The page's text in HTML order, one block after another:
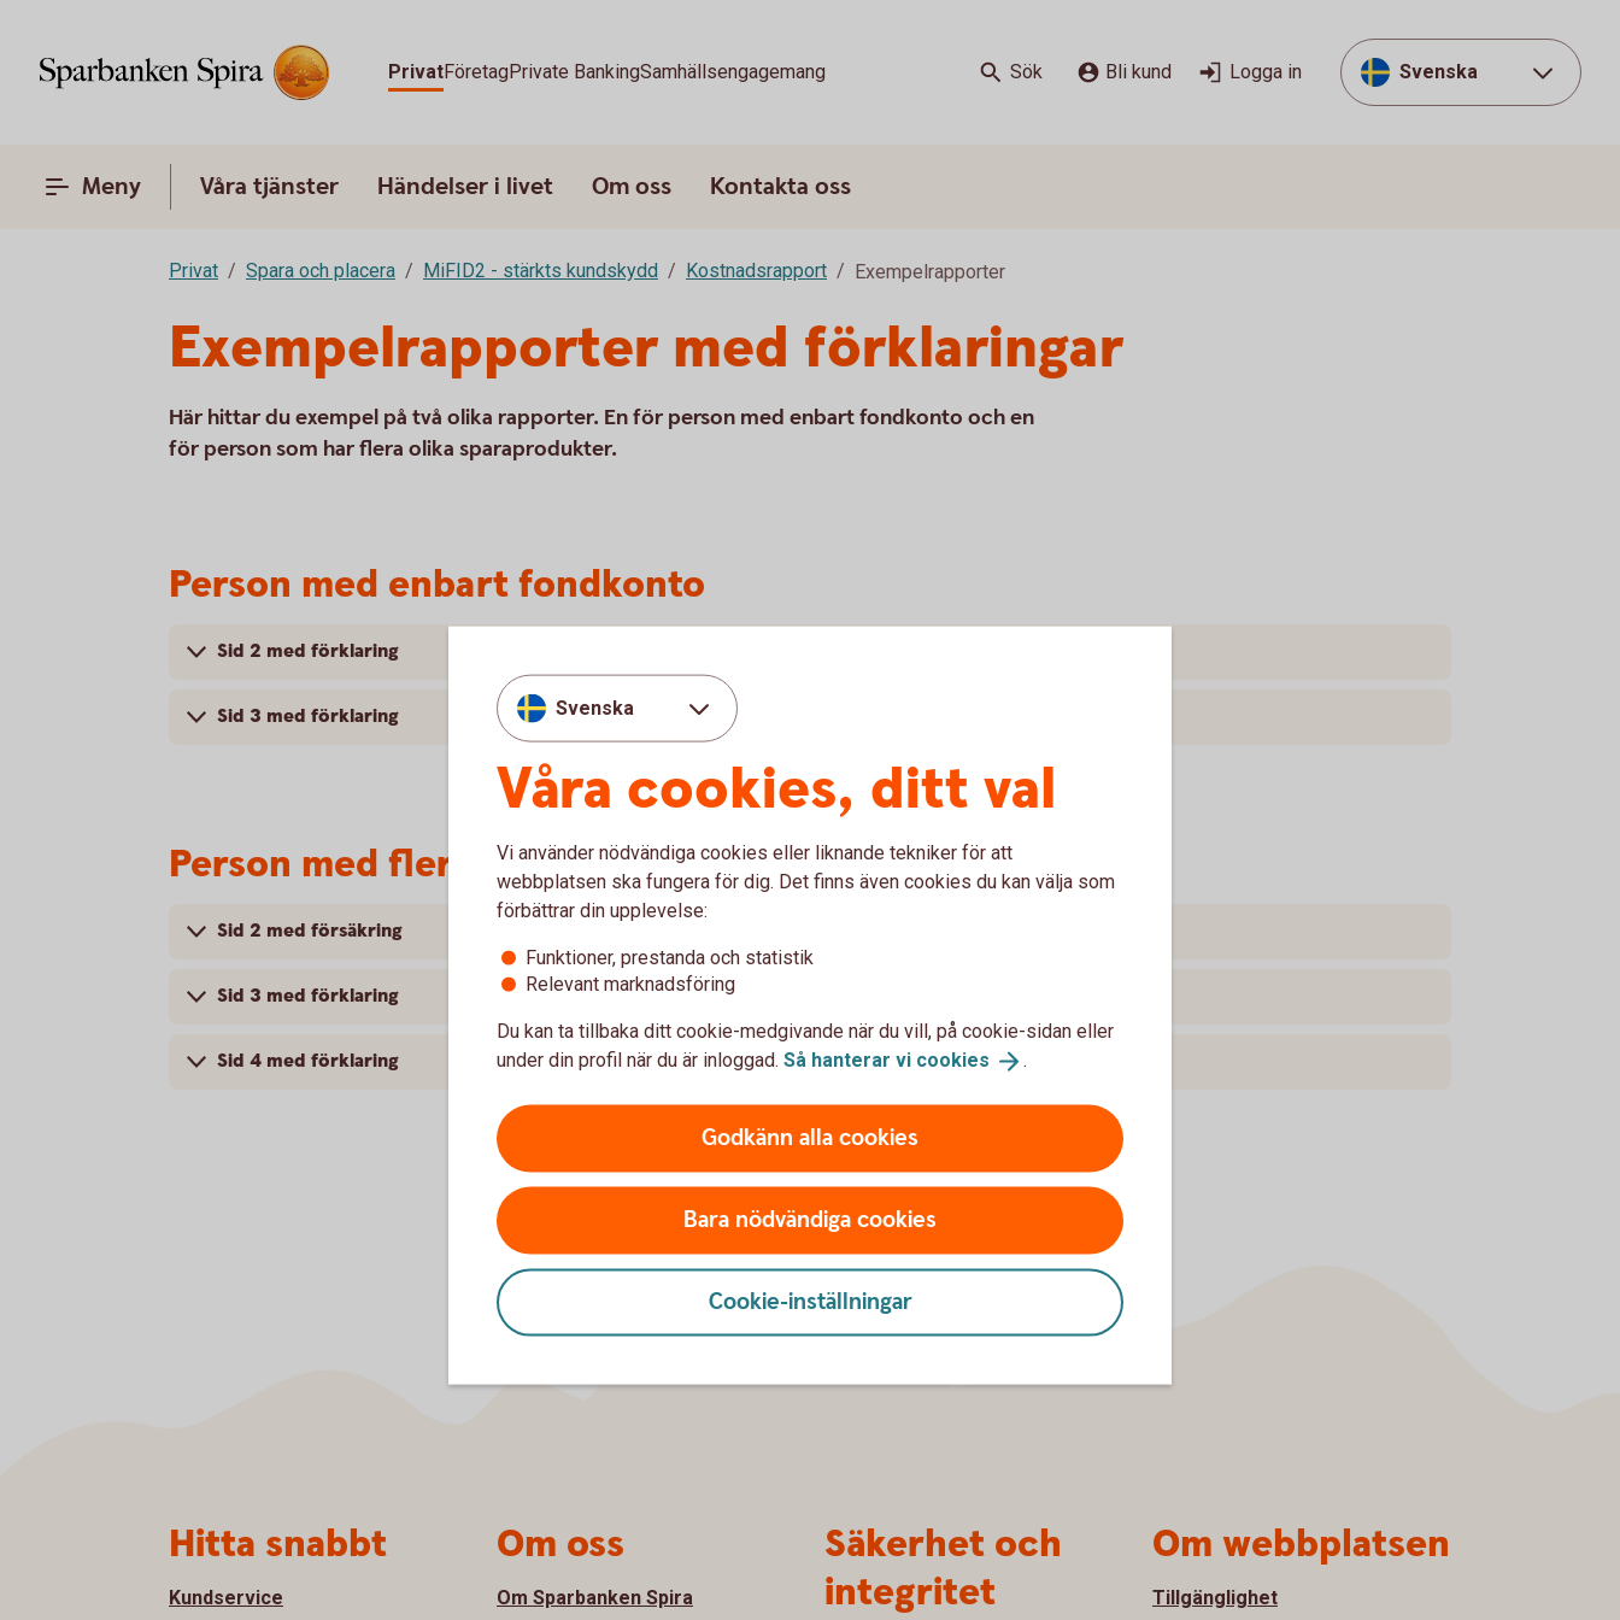
PrivatFöretagPrivate BankingSamhällsengagemang Sök Bli kund Logga in Svenska
Meny Våra tjänster Händelser i livet Om oss Kontakta oss
Privat Spara och placera MiFID2 - stärkts kundskydd Kostnadsrapport Exempelrapporter
Exempelrapporter med förklaringar
Här hittar du exempel på två olika rapporter. En för person med enbart fondkonto och en
för person som har flera olika sparaprodukter.
Person med enbart fondkonto
Sid 2 med förklaring
Sid 3 med förklaring
Person med flera olika sparprodukter
Sid 2 med försäkring
Sid 3 med förklaring
Sid 4 med förklaring
Svenska
Våra cookies, ditt val
Vi använder nödvändiga cookies eller liknande tekniker för att
webbplatsen ska fungera för dig. Det finns även cookies du kan välja som
förbättrar din upplevelse:
Funktioner, prestanda och statistik
Relevant marknadsföring
Du kan ta tillbaka ditt cookie-medgivande när du vill, på cookie-sidan eller
under din profil när du är inloggad. Så hanterar vi cookies .
Godkänn alla cookies
Bara nödvändiga cookies
Cookie-inställningar
Hitta snabbt
Kundservice
Om oss
Om Sparbanken Spira
Säkerhet och
integritet
Om webbplatsen
Tillgänglighet